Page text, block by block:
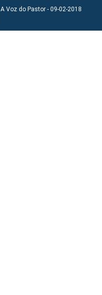
A Voz do Pastor - 09-02-2018
A Voz do Pastor - 09-02-2018